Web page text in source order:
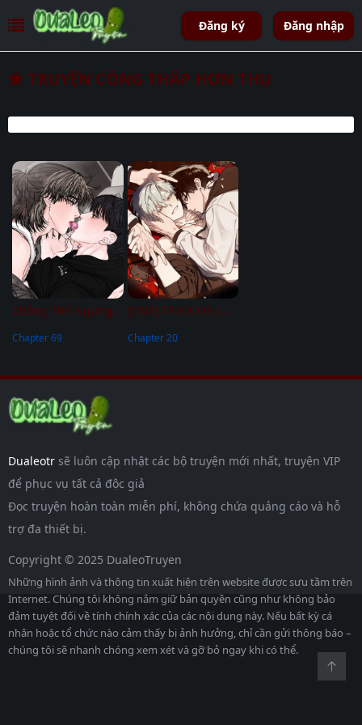
Đăng ký Đăng nhập
TRUYỆN CÔNG THẤP HƠN THỤ
Chẳng Thể Ngừng Lại
Chapter 69
[CNT] TRICK OR LOVE
Chapter 20
Dualeotr sẽ luôn cập nhật các bộ truyện mới nhất, truyện VIP
để phục vụ tất cả độc giả
Đọc truyện hoàn toàn miễn phí, không chứa quảng cáo và hỗ
trợ đa thiết bị.
Copyright © 2025 DualeoTruyen
Những hình ảnh và thông tin xuất hiện trên website được sưu tầm trên
Internet. Chúng tôi không nắm giữ bản quyền cũng như không bảo
đảm tuyệt đối về tính chính xác của các nội dung này. Nếu bất kỳ cá
nhân hoặc tổ chức nào cảm thấy bị ảnh hưởng, chỉ cần gửi thông báo –
chúng tôi sẽ nhanh chóng xem xét và gỡ bỏ ngay khi có thể.